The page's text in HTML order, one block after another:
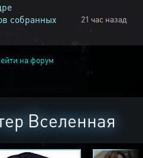
собранных
21 час назад
на форум
Вселенная